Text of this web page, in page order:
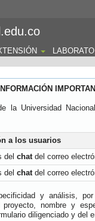
INFORMACIÓN
la Universidad
a los usuarios
del chatdel correo
del chatdel correo
y análisis,
nombre y
diligenciado y del